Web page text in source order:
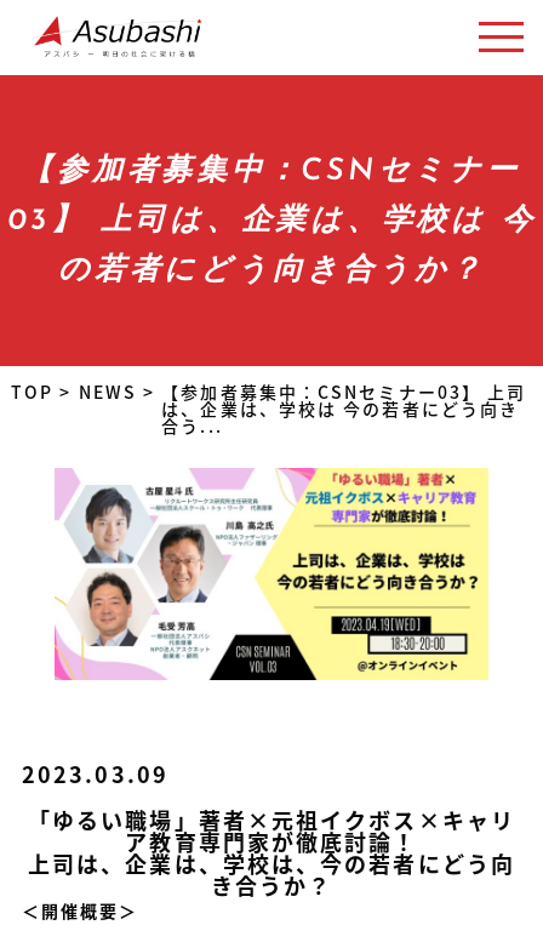
【参加者募集中：CSNセミナー
03】 上司は、企業は、学校は 今
の若者にどう向き合うか？
TOP > NEWS > 【参加者募集中：CSNセミナー03】 上司
は、企業は、学校は 今の若者にどう向き
合う...
2023.03.09
「ゆるい職場」著者×元祖イクボス×キャリ
ア教育専門家が徹底討論！
上司は、企業は、学校は、今の若者にどう向
き合うか？
＜開催概要＞